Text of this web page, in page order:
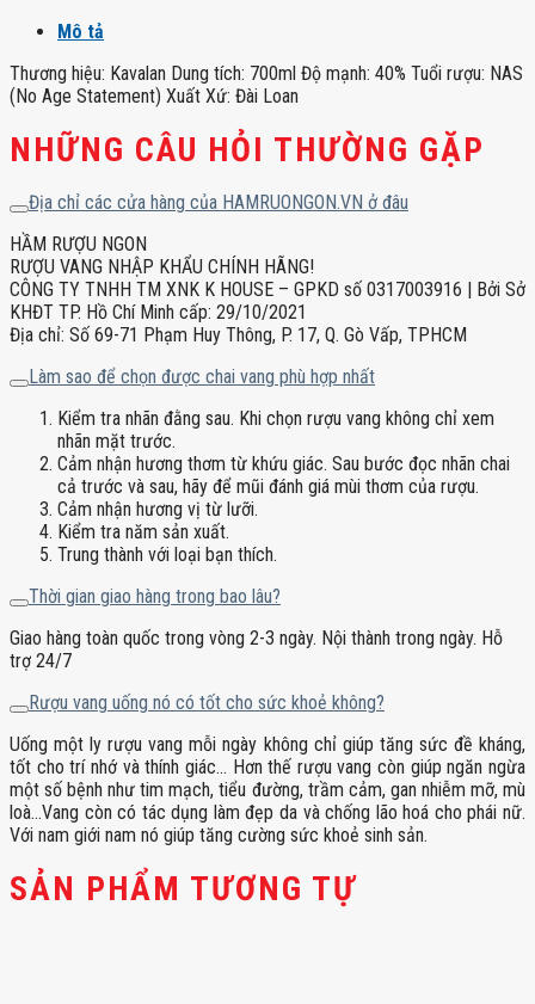
Mô tả
Thương hiệu: Kavalan Dung tích: 700ml Độ mạnh: 40% Tuổi rượu: NAS
(No Age Statement) Xuất Xứ: Đài Loan
NHỮNG CÂU HỎI THƯỜNG GẶP
Địa chỉ các cửa hàng của HAMRUONGON.VN ở đâu
HẦM RƯỢU NGON
RƯỢU VANG NHẬP KHẨU CHÍNH HÃNG!
CÔNG TY TNHH TM XNK K HOUSE – GPKD số 0317003916 | Bởi Sở
KHĐT TP. Hồ Chí Minh cấp: 29/10/2021
Địa chỉ: Số 69-71 Phạm Huy Thông, P. 17, Q. Gò Vấp, TPHCM
Làm sao để chọn được chai vang phù hợp nhất
Kiểm tra nhãn đằng sau. Khi chọn rượu vang không chỉ xem
nhãn mặt trước.
Cảm nhận hương thơm từ khứu giác. Sau bước đọc nhãn chai
cả trước và sau, hãy để mũi đánh giá mùi thơm của rượu.
Cảm nhận hương vị từ lưỡi.
Kiểm tra năm sản xuất.
Trung thành với loại bạn thích.
Thời gian giao hàng trong bao lâu?
Giao hàng toàn quốc trong vòng 2-3 ngày. Nội thành trong ngày. Hỗ
trợ 24/7
Rượu vang uống nó có tốt cho sức khoẻ không?
Uống một ly rượu vang mỗi ngày không chỉ giúp tăng sức đề kháng,
tốt cho trí nhớ và thính giác… Hơn thế rượu vang còn giúp ngăn ngừa
một số bệnh như tim mạch, tiểu đường, trầm cảm, gan nhiễm mỡ, mù
loà…Vang còn có tác dụng làm đẹp da và chống lão hoá cho phái nữ.
Với nam giới nam nó giúp tăng cường sức khoẻ sinh sản.
SẢN PHẨM TƯƠNG TỰ